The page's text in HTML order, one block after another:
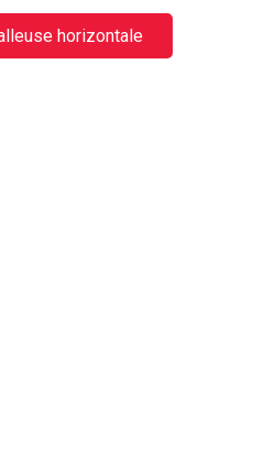
horizontale